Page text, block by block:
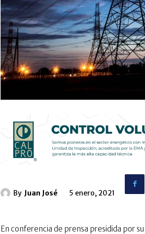
By Juan José 5 enero, 2021
En conferencia de prensa presidida por